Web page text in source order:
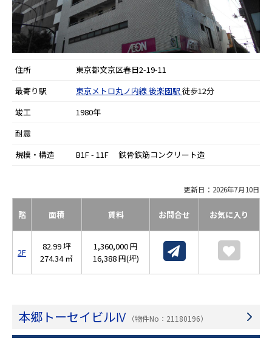
住所
東京都文京区春日2-19-11
最寄り駅
東京メトロ丸ノ内線後楽園駅 徒歩12分
竣工
1980年
耐震
規模・構造
B1F - 11F 鉄骨鉄筋コンクリート造
更新日：2026年7月10日
階 面積 賃料 お問合せ お気に入り
2F
82.99 坪
274.34 ㎡
1,360,000 円
16,388 円(坪)
本郷トーセイビルⅣ （物件No：21180196）